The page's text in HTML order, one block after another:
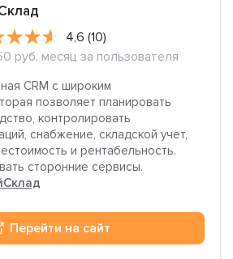
4,6 (10)
руб. месяц за пользователя
CRM с широким
позволяет планировать
контролировать
снабжение, складской учет,
и рентабельность.
сторонние сервисы.
Перейти на сайт